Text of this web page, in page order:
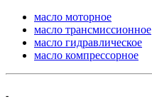
масло моторное
масло трансмиссионное
масло гидравлическое
масло компрессорное
-